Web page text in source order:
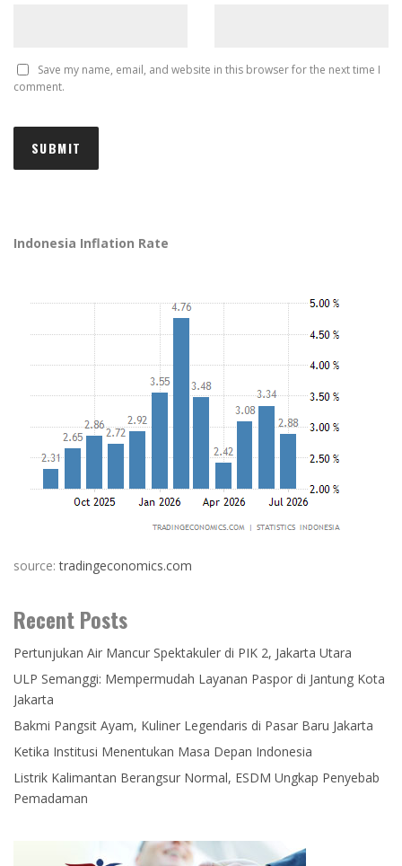
Save my name, email, and website in this browser for the next time I
comment.
Indonesia Inflation Rate
source:tradingeconomics.com
Recent Posts
Pertunjukan Air Mancur Spektakuler di PIK 2, Jakarta Utara
ULP Semanggi: Mempermudah Layanan Paspor di Jantung Kota
Jakarta
Bakmi Pangsit Ayam, Kuliner Legendaris di Pasar Baru Jakarta
Ketika Institusi Menentukan Masa Depan Indonesia
Listrik Kalimantan Berangsur Normal, ESDM Ungkap Penyebab
Pemadaman